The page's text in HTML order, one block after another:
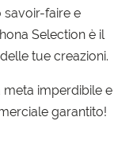
savoir-faire e
Selection è il
tue creazioni.
imperdibile e
garantito!